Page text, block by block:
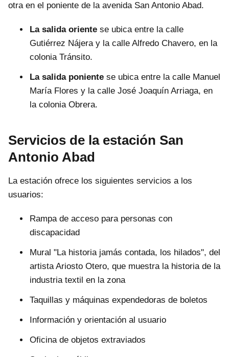
otra en el poniente de la avenida San Antonio Abad.
La salida oriente se ubica entre la calle
Gutiérrez Nájera y la calle Alfredo Chavero, en la
colonia Tránsito.
La salida poniente se ubica entre la calle Manuel
María Flores y la calle José Joaquín Arriaga, en
la colonia Obrera.
Servicios de la estación San
Antonio Abad
La estación ofrece los siguientes servicios a los
usuarios:
Rampa de acceso para personas con
discapacidad
Mural "La historia jamás contada, los hilados", del
artista Ariosto Otero, que muestra la historia de la
industria textil en la zona
Taquillas y máquinas expendedoras de boletos
Información y orientación al usuario
Oficina de objetos extraviados